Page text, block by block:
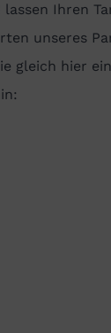
Ihren
unseres
gleich hier